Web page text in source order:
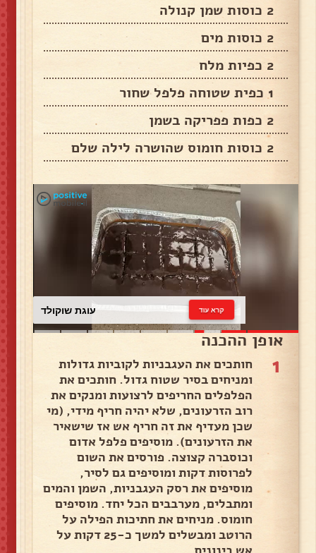
2 כוסות שמן קנולה
2 כוסות מים
2 כפיות מלח
1 כפית שטוחה פלפל שחור
2 כפות פפריקה בשמן
2 כוסות חומוס שהושרה לילה שלם
עוגת שוקולד קרא עוד
אופן ההכנה
1
חותכים את העגבניות לקוביות גדולות
ומניחים בסיר שטוח גדול. חותכים את
הפלפלים החריפים לרצועות ומנקים את
רוב הזרעונים, שלא יהיה חריף מידי, (מי
שכן מעדיף את זה חריף אש אז שישאיר
את הזרעונים). מוסיפים פלפל אדום
וכוסברה קצוצה. פורסים את השום
לפרוסות דקות ומוסיפים גם לסיר,
מוסיפים את רסק העגבניות, השמן והמים
ומתבלים, מערבבים הכל יחד. מוסיפים
חומוס. מניחים את חתיכות הפילה על
הרוטב ומבשלים למשך כ-25 דקות על